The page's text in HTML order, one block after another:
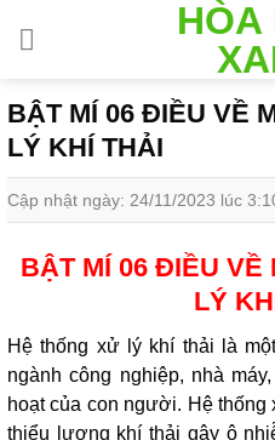
HÒA
BẬT MÍ 06 ĐIỀU VỀ
LÝ KHÍ THẢI
Cập nhật ngày: 24/11/2023 lúc
BẬT MÍ 06 ĐIỀU VỀ
LÝ
Hệ thống xử lý khí thải là
ngành công nghiệp, nhà
hoạt của con người. Hệ
thiểu lượng khí thải gây ô